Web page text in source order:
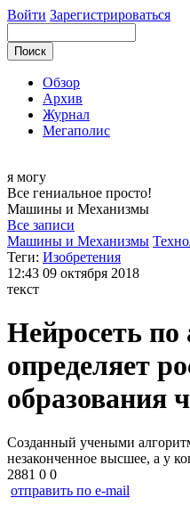
Войти Зарегистрироваться
Обзор
Архив
Журнал
Мегаполис
я могу
Все гениальное просто!
Машины и Механизмы
Все записи
Машины и Механизмы
Теги: Изобретения
12:43 09 октября 2018
текст
Нейросеть
определяет
образования
Созданный учеными
незаконченное высшее, а у
2881 0 0
отправить по e-mail